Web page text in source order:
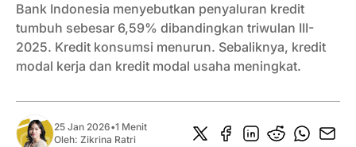
Bank Indonesia menyebutkan penyaluran kredit
tumbuh sebesar 6,59% dibandingkan triwulan III-
2025. Kredit konsumsi menurun. Sebaliknya, kredit
modal kerja dan kredit modal usaha meningkat.
25 Jan 2026•1 Menit
Oleh: Zikrina Ratri